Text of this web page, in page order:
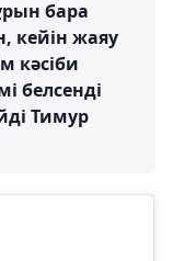
бара
кейін жаяу
кәсіби
белсенді
Тимур